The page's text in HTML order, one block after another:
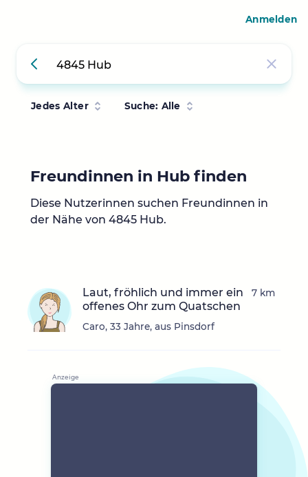
Jedes Alter Suche: Alle
Freundinnen in Hub finden
Diese Nutzerinnen suchen Freundinnen in
der Nähe von 4845 Hub.
Laut, fröhlich und immer ein
offenes Ohr zum Quatschen
Caro, 33 Jahre, aus Pinsdorf
7 km
Anmelden